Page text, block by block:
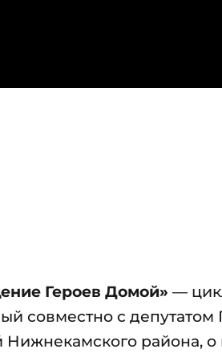
Героев Домой» —
совместно с
района,